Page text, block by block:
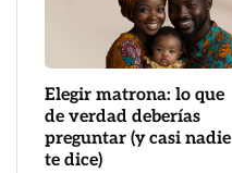
Elegir matrona: lo que
de verdad deberías
preguntar (y casi nadie
te dice)